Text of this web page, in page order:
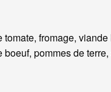
tomate, fromage, viande
boeuf, pommes de